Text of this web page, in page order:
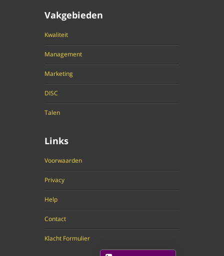
Vakgebieden
Kwaliteit
Management
Marketing
DISC
Talen
Links
Voorwaarden
Privacy
Help
Contact
Klacht Formulier